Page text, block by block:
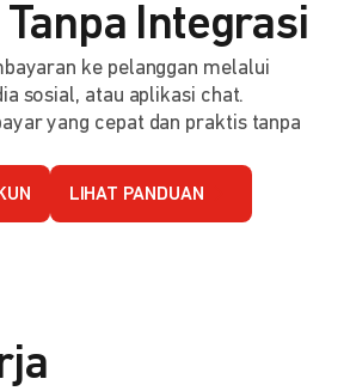
Integrasi
ke pelanggan melalui
sosial, atau aplikasi chat.
yang cepat dan praktis tanpa
LIHAT PANDUAN